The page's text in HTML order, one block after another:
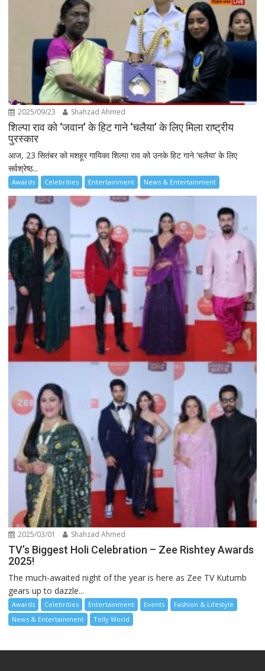
2025/09/23 Shahzad Ahmed
शिल्पा राव को ‘जवान’ के हिट गाने ‘चलैया’ के लिए मिला राष्ट्रीय
पुरस्कार
आज, 23 सितंबर को मशहूर गायिका शिल्पा राव को उनके हिट गाने ‘चलैया’ के लिए
सर्वश्रेष्ठ...
Awards Celebrities Entertainment News & Entertainment
2025/03/01 Shahzad Ahmed
TV’s Biggest Holi Celebration – Zee Rishtey Awards
2025!
The much-awaited night of the year is here as Zee TV Kutumb
gears up to dazzle...
Awards Celebrities Entertainment Events
Fashion & Lifestyle
News & Entertainment
Telly World